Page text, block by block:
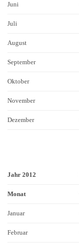
Juni
Juli
August
September
Oktober
November
Dezember
Jahr 2012
Monat
Januar
Februar